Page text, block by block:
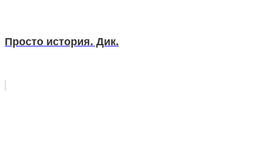
Просто история. Дик.